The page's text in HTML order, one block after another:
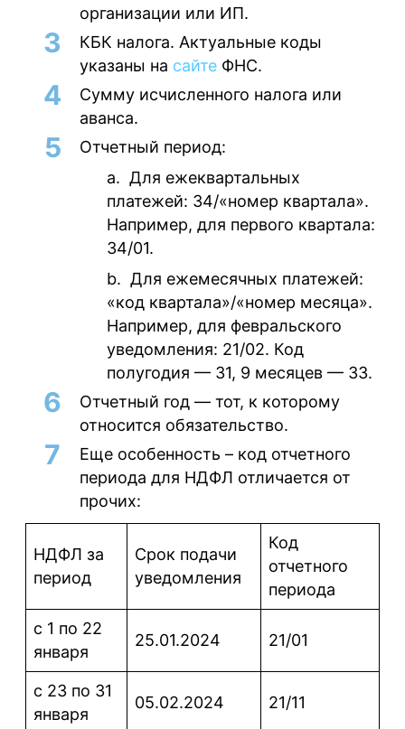
организации или ИП.
КБК налога. Актуальные коды
указаны на сайте ФНС.
Сумму исчисленного налога или
аванса.
Отчетный период:
a. Для ежеквартальных
платежей: 34/«номер квартала».
Например, для первого квартала:
34/01.
b. Для ежемесячных платежей:
«код квартала»/«номер месяца».
Например, для февральского
уведомления: 21/02. Код
полугодия — 31, 9 месяцев — 33.
Отчетный год — тот, к которому
относится обязательство.
Еще особенность – код отчетного
периода для НДФЛ отличается от
прочих:
НДФЛ за
период
Срок подачи
уведомления
Код
отчетного
периода
с 1 по 22
января
25.01.2024 21/01
с 23 по 31
января
05.02.2024 21/11